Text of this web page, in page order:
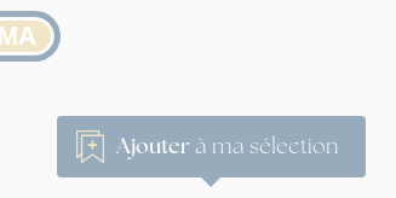
Ajouterà ma sélection